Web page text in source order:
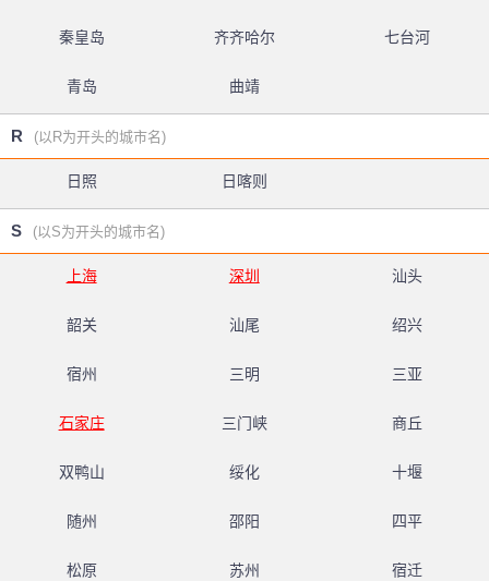
秦皇岛 齐齐哈尔 七台河
青岛 曲靖
R (以R为开头的城市名)
日照 日喀则
S (以S为开头的城市名)
上海 深圳 汕头
韶关 汕尾 绍兴
宿州 三明 三亚
石家庄 三门峡 商丘
双鸭山 绥化 十堰
随州 邵阳 四平
松原 苏州 宿迁